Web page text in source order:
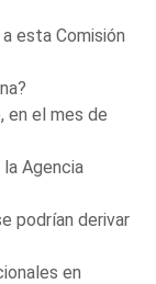
esta Comisión
en el mes de
Agencia
podrían derivar
en